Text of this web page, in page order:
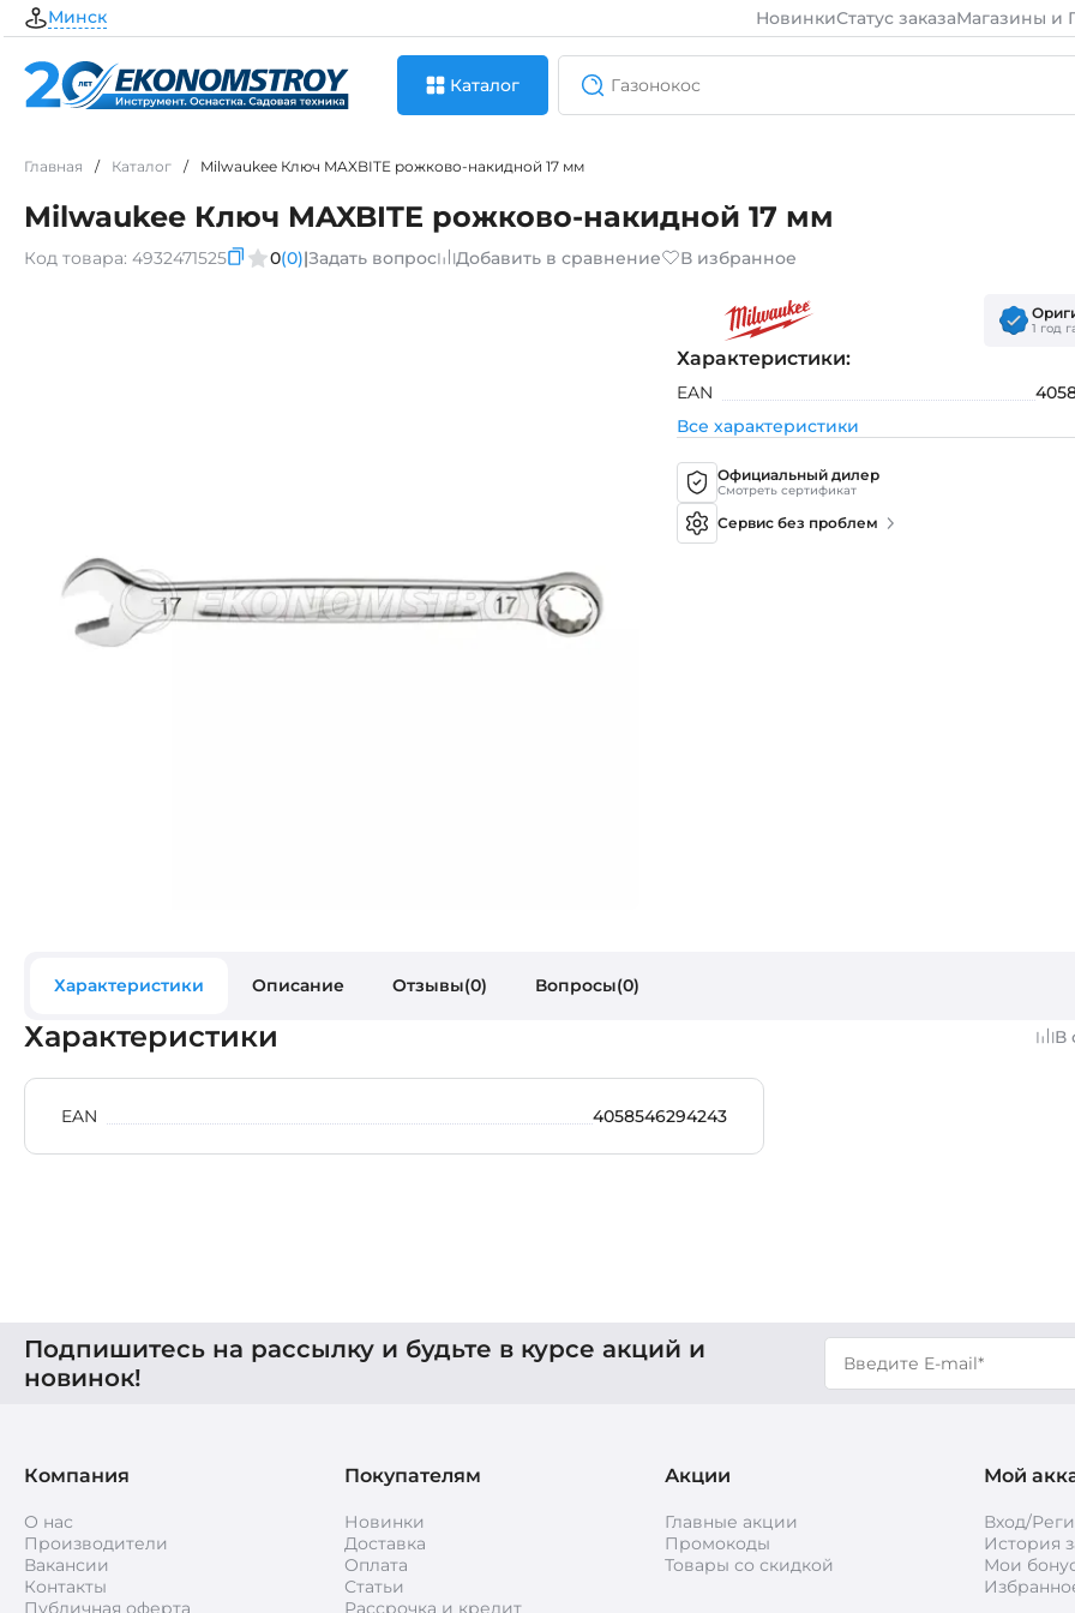
Минск НовинкиСтатус заказаМагазины и
Каталог
Главная / Каталог / Milwaukee Ключ MAXBITE рожково-накидной 17 мм
Milwaukee Ключ MAXBITE рожково-накидной 17 мм
Код товара: 4932471525 0(0)|Задать вопрос Добавить в сравнение В избранное
1 год
Характеристики:
EAN
Все характеристики
Официальный дилер
Смотреть сертификат
Сервис без проблем
Характеристики Описание Отзывы(0) Вопросы(0)
Характеристики В
EAN 4058546294243
Подпишитесь на рассылку и будьте в курсе акций и
новинок!
Компания
О нас
Производители
Вакансии
Контакты
Публичная оферта
Покупателям
Новинки
Доставка
Оплата
Статьи
Рассрочка и кредит
Акции
Главные акции
Промокоды
Товары со скидкой
Мой
Вход/
История
Мои